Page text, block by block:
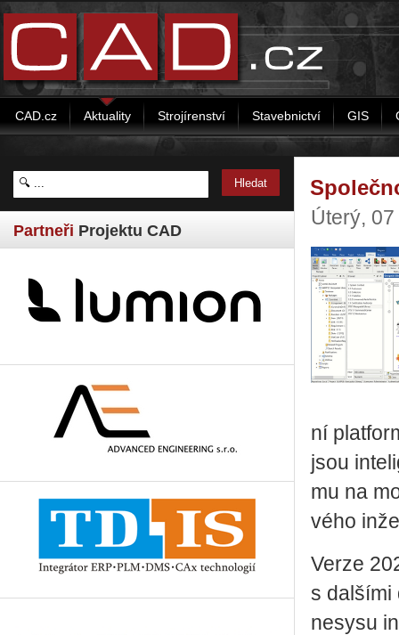
CAD.cz Aktuality Strojírenství Stavebnictví GIS
Partneři Projektu CAD
Úterý,
ní
jsou
mu na
vé­ho
Verze
s dal­ší­mi
ne­sy­su